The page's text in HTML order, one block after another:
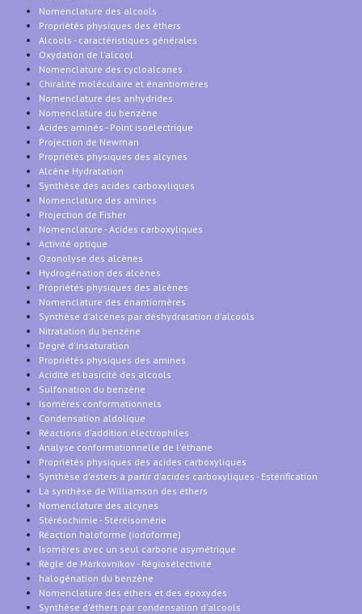
Nomenclature des alcools
Propriétés physiques des éthers
Alcools - caractéristiques générales
Oxydation de l'alcool
Nomenclature des cycloalcanes
Chiralité moléculaire et énantiomères
Nomenclature des anhydrides
Nomenclature du benzène
Acides aminés - Point isoélectrique
Projection de Newman
Propriétés physiques des alcynes
Alcène Hydratation
Synthèse des acides carboxyliques
Nomenclature des amines
Projection de Fisher
Nomenclature - Acides carboxyliques
Activité optique
Ozonolyse des alcènes
Hydrogénation des alcènes
Propriétés physiques des alcènes
Nomenclature des énantiomères
Synthèse d'alcènes par déshydratation d'alcools
Nitratation du benzène
Degré d'insaturation
Propriétés physiques des amines
Acidité et basicité des alcools
Sulfonation du benzène
Isomères conformationnels
Condensation aldolique
Réactions d'addition électrophiles
Analyse conformationnelle de l'éthane
Propriétés physiques des acides carboxyliques
Synthèse d'esters à partir d'acides carboxyliques - Estérification
La synthèse de Williamson des éthers
Nomenclature des alcynes
Stéréochimie - Stéréisomérie
Réaction haloforme (iodoforme)
Isomères avec un seul carbone asymétrique
Règle de Markovnikov - Régiosélectivité
halogénation du benzène
Nomenclature des éthers et des époxydes
Synthèse d'éthers par condensation d'alcools